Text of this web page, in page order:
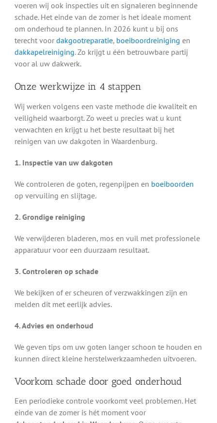
voeren wij ook inspecties uit en signaleren beginnende
schade. Het einde van de zomer is het ideale moment
om onderhoud te plannen. In 2026 kunt u bij ons
terecht voor dakgootreparatie, boeiboordreiniging en
dakkapelreiniging. Zo krijgt u één betrouwbare partij
voor al uw dakwerk.
Onze werkwijze in 4 stappen
Wij werken volgens een vaste methode die kwaliteit en
veiligheid waarborgt. Zo weet u precies wat u kunt
verwachten en krijgt u het beste resultaat bij het
reinigen van uw dakgoten in Waardenburg.
1. Inspectie van uw dakgoten
We controleren de goten, regenpijpen en boeiboorden
op vervuiling en slijtage.
2. Grondige reiniging
We verwijderen bladeren, mos en vuil met professionele
apparatuur voor een duurzaam resultaat.
3. Controleren op schade
We bekijken of er scheuren of verzwakkingen zijn en
melden dit met eerlijk advies.
4. Advies en onderhoud
We geven tips om uw goten langer schoon te houden en
kunnen direct kleine herstelwerkzaamheden uitvoeren.
Voorkom schade door goed onderhoud
Een periodieke controle voorkomt veel problemen. Het
einde van de zomer is hét moment voor